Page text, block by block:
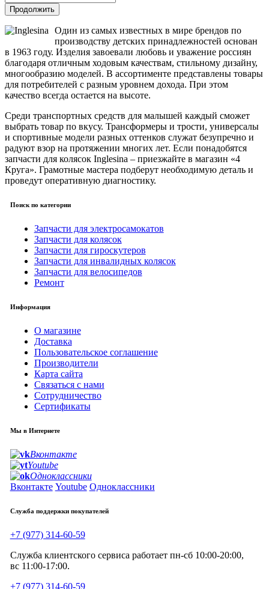
Продолжить
Один из самых известных в мире брендов по
производству детских принадлежностей основан
в 1963 году. Изделия завоевали любовь и уважение россиян
благодаря отличным ходовым качествам, стильному дизайну,
многообразию моделей. В ассортименте представлены товары
для потребителей с разным уровнем дохода. При этом
качество всегда остается на высоте.
Среди транспортных средств для малышей каждый сможет
выбрать товар по вкусу. Трансформеры и трости, универсалы
и спортивные модели разных оттенков служат безупречно и
радуют взор на протяжении многих лет. Если понадобятся
запчасти для колясок Inglesina – приезжайте в магазин «4
Круга». Грамотные мастера подберут необходимую деталь и
проведут оперативную диагностику.
Поиск по категории
Запчасти для электросамокатов
Запчасти для колясок
Запчасти для гироскутеров
Запчасти для инвалидных колясок
Запчасти для велосипедов
Ремонт
Информация
О магазине
Доставка
Пользовательское соглашение
Производители
Карта сайта
Связаться с нами
Сотрудничество
Сертификаты
Мы в Интернете
Вконтакте
Youtube
Одноклассники
Вконтакте Youtube Одноклассники
Служба поддержки покупателей
+7 (977) 314-60-59
Служба клиентского сервиса работает пн-сб 10:00-20:00,
вс 11:00-17:00.
+7 (977) 314-60-59